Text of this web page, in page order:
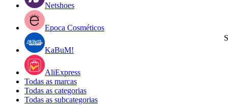
Netshoes
Epoca Cosméticos
KaBuM!
AliExpress
Todas as marcas
Todas as categorias
Todas as subcategorias